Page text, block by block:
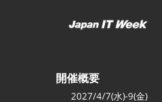
開催概要
2027/4/7(水)-9(金)